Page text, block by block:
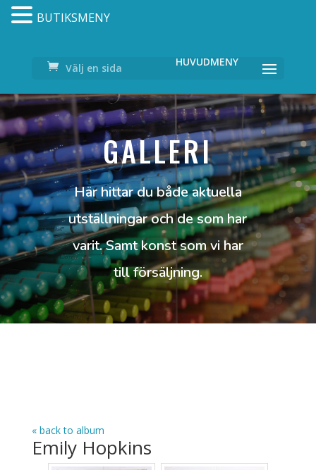
Välj en sida
GALLERI
Här hittar du både aktuella
utställningar och de som har
varit. Samt konst som vi har
till försäljning.
« back to album
Emily Hopkins
BUTIKSMENY